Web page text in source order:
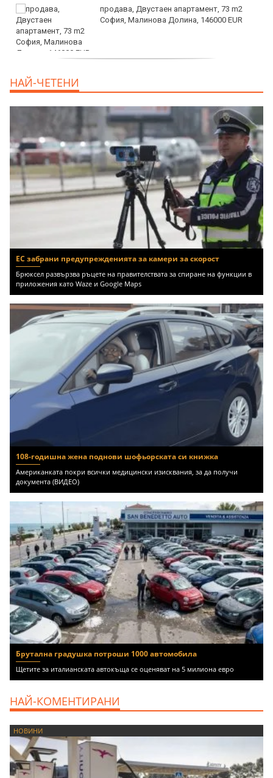
продава, Двустаен апартамент, 73 m2
София, Малинова Долина, 146000 EUR
НАЙ-ЧЕТЕНИ
ЕС забрани предупрежденията за камери за скорост
Брюксел развързва ръцете на правителствата за спиране на функции в
приложения като Waze и Google Maps
108-годишна жена поднови шофьорската си книжка
Американката покри всички медицински изисквания, за да получи
документа (ВИДЕО)
Брутална градушка потроши 1000 автомобила
Щетите за италианската автокъща се оценяват на 5 милиона евро
НАЙ-КОМЕНТИРАНИ
НОВИНИ